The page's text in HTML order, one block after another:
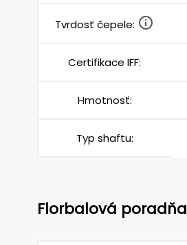
Tvrdosť čepele:
Certifikace IFF:
Hmotnosť:
Typ shaftu:
Florbalová poradňa